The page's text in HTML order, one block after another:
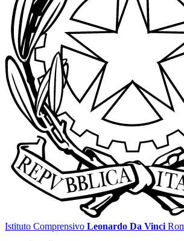
Istituto Comprensivo Leonardo Da Vinci